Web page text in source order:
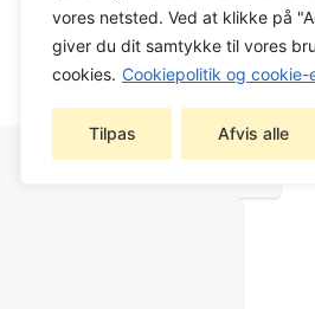
vores netsted. Ved at klikke på
giver du dit samtykke til vores
cookies. Cookiepolitik og
Tilpas Afvis alle